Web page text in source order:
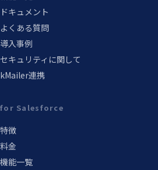
ドキュメント
よくある質問
導入事例
セキュリティに関して
kMailer連携
for Salesforce
特徴
料金
機能一覧